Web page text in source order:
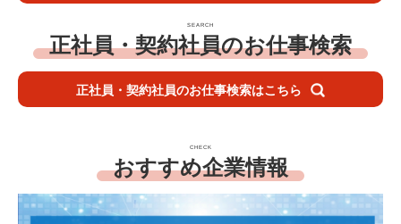
SEARCH
正社員・契約社員のお仕事検索
正社員・契約社員のお仕事検索はこちら
CHECK
おすすめ企業情報